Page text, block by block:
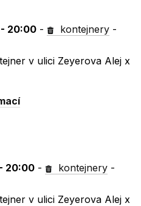
- 20:00 - kontejnery -
v ulici Zeyerova Alej x
20:00 - kontejnery -
v ulici Zeyerova Alej x